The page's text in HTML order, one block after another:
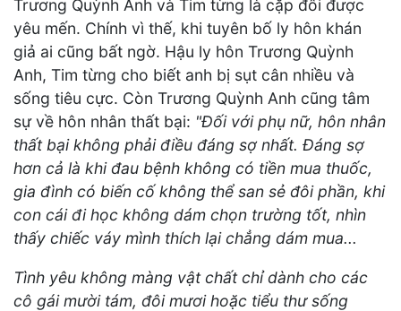
Trương Quỳnh Anh và Tim từng là cặp đôi được
yêu mến. Chính vì thế, khi tuyên bố ly hôn khán
giả ai cũng bất ngờ. Hậu ly hôn Trương Quỳnh
Anh, Tim từng cho biết anh bị sụt cân nhiều và
sống tiêu cực. Còn Trương Quỳnh Anh cũng tâm
sự về hôn nhân thất bại: "Đối với phụ nữ, hôn nhân
thất bại không phải điều đáng sợ nhất. Đáng sợ
hơn cả là khi đau bệnh không có tiền mua thuốc,
gia đình có biến cố không thể san sẻ đôi phần, khi
con cái đi học không dám chọn trường tốt, nhìn
thấy chiếc váy mình thích lại chẳng dám mua...
Tình yêu không màng vật chất chỉ dành cho các
cô gái mười tám, đôi mươi hoặc tiểu thư sống